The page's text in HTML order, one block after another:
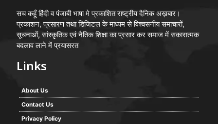
सच कहूँ हिंदी व पंजाबी भाषा मे प्रकाशित राष्ट्रीय दैनिक अख़बार।
प्रकाशन, प्रसारण तथा डिजिटल के माध्यम से विश्वसनीय समाचारों,
सूचनाओं, सांस्कृतिक एवं नैतिक शिक्षा का प्रसार कर समाज में सकारात्मक
बदलाव लाने में प्रयासरत
Links
About Us
Contact Us
Privacy Policy